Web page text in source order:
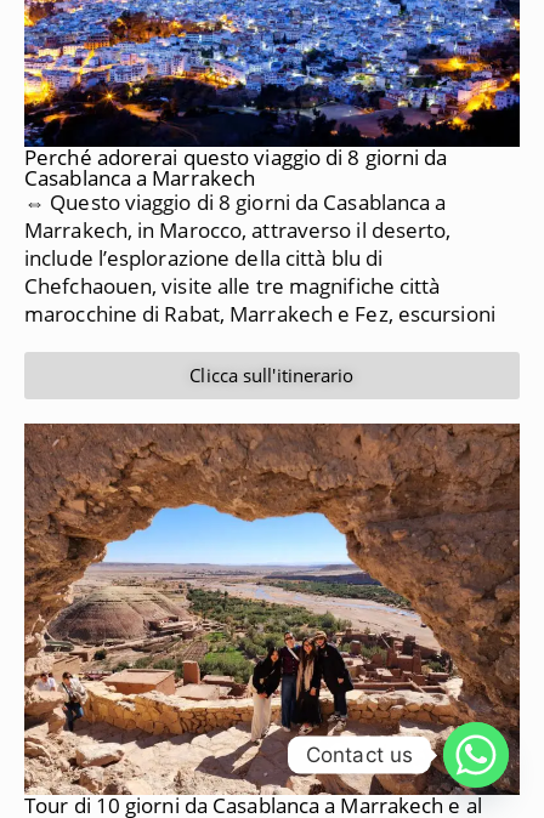
Perché adorerai questo viaggio di 8 giorni da
Casablanca a Marrakech
⇔ Questo viaggio di 8 giorni da Casablanca a
Marrakech, in Marocco, attraverso il deserto,
include l’esplorazione della città blu di
Chefchaouen, visite alle tre magnifiche città
marocchine di Rabat, Marrakech e Fez, escursioni
Clicca sull'itinerario
Tour di 10 giorni da Casablanca a Marrakech e al
Contact us